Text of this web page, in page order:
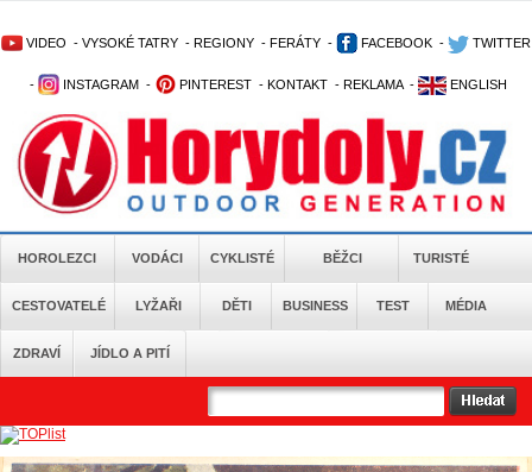
VIDEO - VYSOKÉ TATRY - REGIONY - FERÁTY - FACEBOOK - TWITTER
- INSTAGRAM - PINTEREST - KONTAKT - REKLAMA - ENGLISH
HOROLEZCI VODÁCI CYKLISTÉ BĚŽCI TURISTÉ
CESTOVATELÉ LYŽAŘI DĚTI BUSINESS TEST MÉDIA
ZDRAVÍ JÍDLO A PITÍ